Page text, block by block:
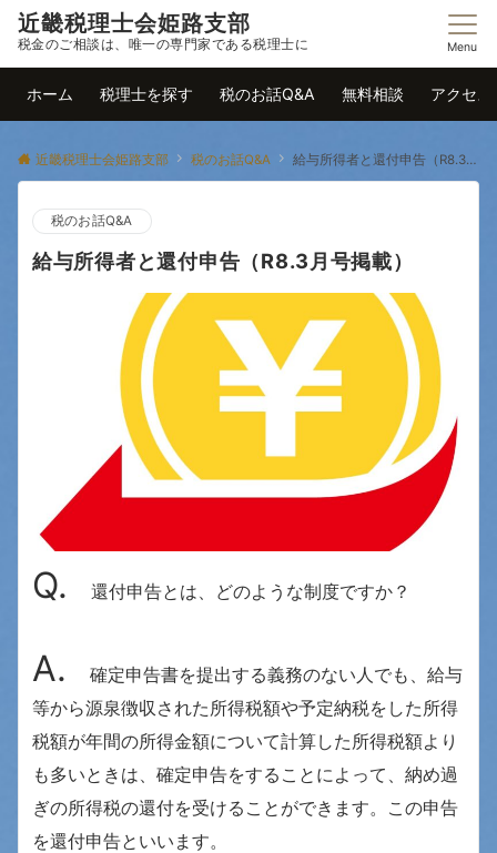
近畿税理士会姫路支部
税金のご相談は、唯一の専門家である税理士に Menu
ホーム 税理士を探す 税のお話Q&A 無料相談 アクセス
近畿税理士会姫路支部 税のお話Q&A 給与所得者と還付申告（R8.3月号掲載）
税のお話Q&A
給与所得者と還付申告（R8.3月号掲載）
Q. 還付申告とは、どのような制度ですか？
A. 確定申告書を提出する義務のない人でも、給与
等から源泉徴収された所得税額や予定納税をした所得
税額が年間の所得金額について計算した所得税額より
も多いときは、確定申告をすることによって、納め過
ぎの所得税の還付を受けることができます。この申告
を還付申告といいます。